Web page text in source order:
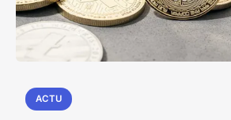
ACTU